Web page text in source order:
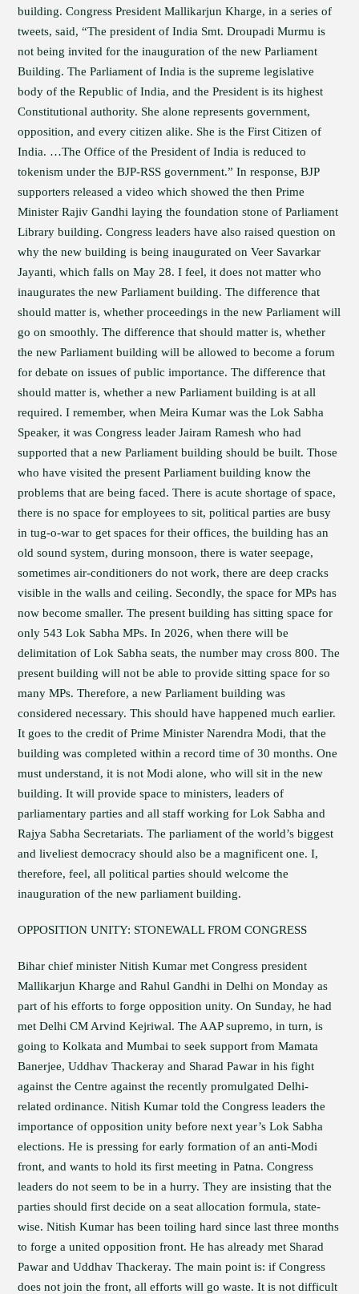
building. Congress President Mallikarjun Kharge, in a series of
tweets, said, “The president of India Smt. Droupadi Murmu is
not being invited for the inauguration of the new Parliament
Building. The Parliament of India is the supreme legislative
body of the Republic of India, and the President is its highest
Constitutional authority. She alone represents government,
opposition, and every citizen alike. She is the First Citizen of
India. …The Office of the President of India is reduced to
tokenism under the BJP-RSS government.” In response, BJP
supporters released a video which showed the then Prime
Minister Rajiv Gandhi laying the foundation stone of Parliament
Library building. Congress leaders have also raised question on
why the new building is being inaugurated on Veer Savarkar
Jayanti, which falls on May 28. I feel, it does not matter who
inaugurates the new Parliament building. The difference that
should matter is, whether proceedings in the new Parliament will
go on smoothly. The difference that should matter is, whether
the new Parliament building will be allowed to become a forum
for debate on issues of public importance. The difference that
should matter is, whether a new Parliament building is at all
required. I remember, when Meira Kumar was the Lok Sabha
Speaker, it was Congress leader Jairam Ramesh who had
supported that a new Parliament building should be built. Those
who have visited the present Parliament building know the
problems that are being faced. There is acute shortage of space,
there is no space for employees to sit, political parties are busy
in tug-o-war to get spaces for their offices, the building has an
old sound system, during monsoon, there is water seepage,
sometimes air-conditioners do not work, there are deep cracks
visible in the walls and ceiling. Secondly, the space for MPs has
now become smaller. The present building has sitting space for
only 543 Lok Sabha MPs. In 2026, when there will be
delimitation of Lok Sabha seats, the number may cross 800. The
present building will not be able to provide sitting space for so
many MPs. Therefore, a new Parliament building was
considered necessary. This should have happened much earlier.
It goes to the credit of Prime Minister Narendra Modi, that the
building was completed within a record time of 30 months. One
must understand, it is not Modi alone, who will sit in the new
building. It will provide space to ministers, leaders of
parliamentary parties and all staff working for Lok Sabha and
Rajya Sabha Secretariats. The parliament of the world’s biggest
and liveliest democracy should also be a magnificent one. I,
therefore, feel, all political parties should welcome the
inauguration of the new parliament building.
OPPOSITION UNITY: STONEWALL FROM CONGRESS
Bihar chief minister Nitish Kumar met Congress president
Mallikarjun Kharge and Rahul Gandhi in Delhi on Monday as
part of his efforts to forge opposition unity. On Sunday, he had
met Delhi CM Arvind Kejriwal. The AAP supremo, in turn, is
going to Kolkata and Mumbai to seek support from Mamata
Banerjee, Uddhav Thackeray and Sharad Pawar in his fight
against the Centre against the recently promulgated Delhi-
related ordinance. Nitish Kumar told the Congress leaders the
importance of opposition unity before next year’s Lok Sabha
elections. He is pressing for early formation of an anti-Modi
front, and wants to hold its first meeting in Patna. Congress
leaders do not seem to be in a hurry. They are insisting that the
parties should first decide on a seat allocation formula, state-
wise. Nitish Kumar has been toiling hard since last three months
to forge a united opposition front. He has already met Sharad
Pawar and Uddhav Thackeray. The main point is: if Congress
does not join the front, all efforts will go waste. It is not difficult